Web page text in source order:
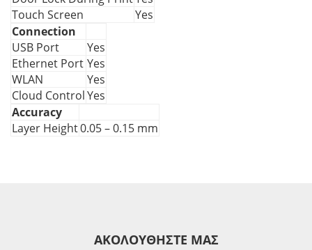
Touch Screen
Yes
Connection
USB Port
Yes
Ethernet Port Yes
WLAN
Yes
Cloud ControlYes
Accuracy
Layer Height0.05 – 0.15 mm
ΑΚΟΛΟΥΘΗΣΤΕ ΜΑΣ